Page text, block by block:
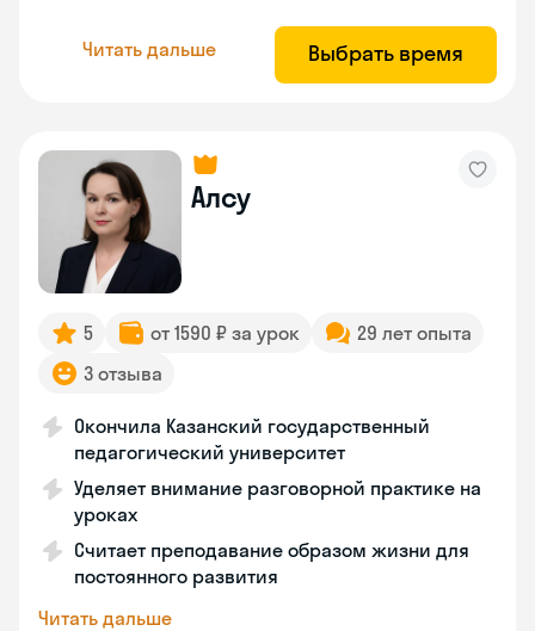
Читать дальше Выбрать время
Алсу
5 от 1590 ₽ за урок
29 лет опыта
3 отзыва
Окончила Казанский государственный
педагогический университет
Уделяет внимание разговорной практике на
уроках
Считает преподавание образом жизни для
постоянного развития
Читать дальше